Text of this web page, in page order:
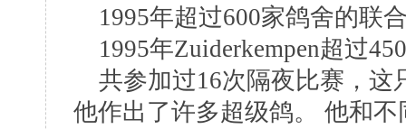
1995年超过600家鸽舍的联
1995年Zuiderkempen超过
共参加过16次隔夜比赛，这
他作出了许多超级鸽。 他和